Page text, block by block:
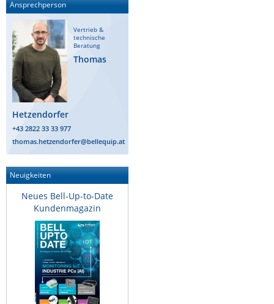
PatchSee
Power Kingdom
Poynting
Raritan
Riello UPS
Server Technology
Siretta
SIRIO Antenne
Sunbird
Tactical Software
TEKTELIC
Teltonika
Unwired Networks
Vision
WATTECO
Ansprechperson
Vertrieb &
technische
Beratung
Thomas
Hetzendorfer
+43 2822 33 33 977
thomas.hetzendorfer@bellequip.at
Neuigkeiten
Neues Bell-Up-to-Date
Kundenmagazin